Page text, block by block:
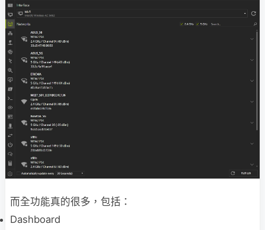
而全功能真的很多，包括：
Dashboard